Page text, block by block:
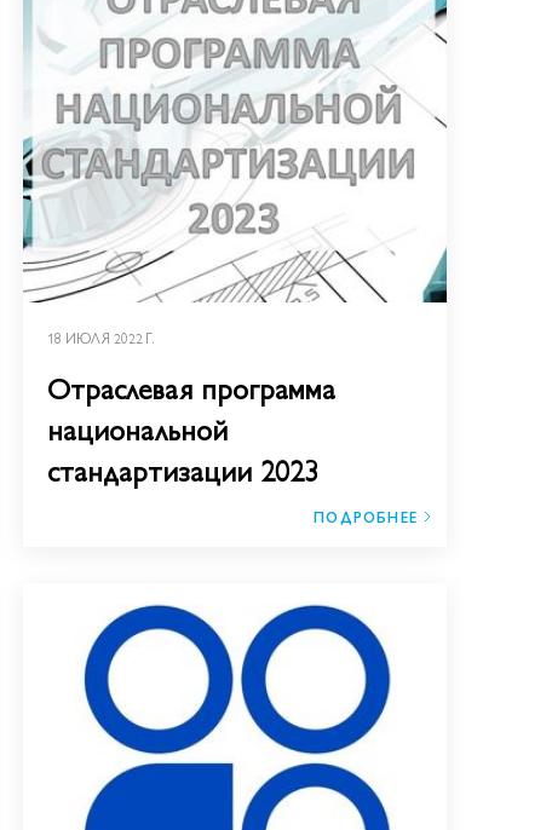
18 ИЮЛЯ 2022 Г.
Отраслевая программа
национальной
стандартизации 2023
ПОДРОБНЕЕ